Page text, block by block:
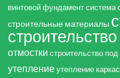
винтовой фундамент система
строительные материалы
отмостки строительство
утепление утепление